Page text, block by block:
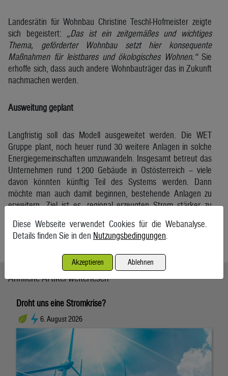
Landesrätin für Wohnbau Christine Teschl-Hofmeister zeigte
sich begeistert: „Das ist ein zeitgemäßes und wichtiges
Thema, geförderter Wohnbau setzt hier konsequente
Maßnahmen für leistbares und ökologisches Wohnen.“Sie
erhoffe sich, dass auch andere Wohnbauträger das in Zukunft
nachmachen werden.
Ausweitung geplant
Langfristig soll das Modell ausgeweitet werden. Die WET
Gruppe plant, noch heuer rund 30 weitere Anlagen in solche
Energiegemeinschaften umzuwandeln. Insgesamt betreut das
Unternehmen rund 1.200 Gebäude in Ostösterreich – viele
davon könnten künftig Teil des Systems werden. Dann
möchte man auch damit beginnen, bestehende Anlagen zu
erweitern. Ziel ist es, regional erzeugten Strom stärker zu
Mieterinnen und Mieter dauerhaft zu senken.
Ähnliche Artikel weiterlesen
Droht uns eine Stromkrise?
6. August 2026
Diese Webseite verwendet Cookies für die Webanalyse.
Details finden Sie in den Nutzungsbedingungen.
Akzeptieren Ablehnen